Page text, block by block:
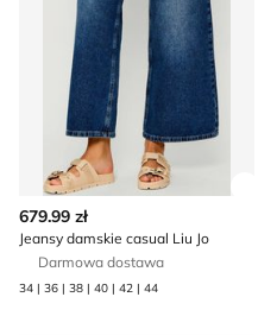
679.99 zł
Jeansy damskie casual Liu Jo
Darmowa dostawa
34 | 36 | 38 | 40 | 42 | 44